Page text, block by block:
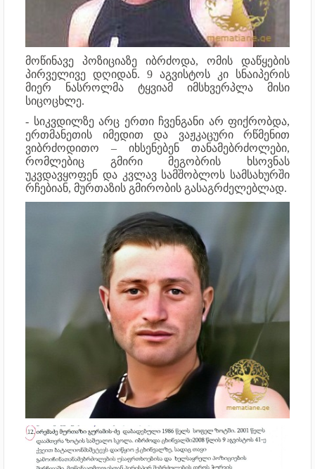
მოწინავე პოზიციაზე იბრძოდა, ომის დაწყების
პირველივე დღიდან. 9 აგვისტოს კი სნაიპერის
მიერ ნასროლმა ტყვიამ იმსხვერპლა მისი
სიცოცხლე.
- სიკვდილზე არც ერთი ჩვენგანი არ ფიქრობდა,
ერთმანეთის იმედით და ვაჟკაცური რწმენით
ვიბრძოდითო – იხსენებენ თანამებრძოლები,
რომლებიც გმირი მეგობრის ხსოვნას
უკვდავყოფენ და კვლავ სამშობლოს სამსახურში
რჩებიან, მურთაზის გმირობის გასაგრძელებლად.